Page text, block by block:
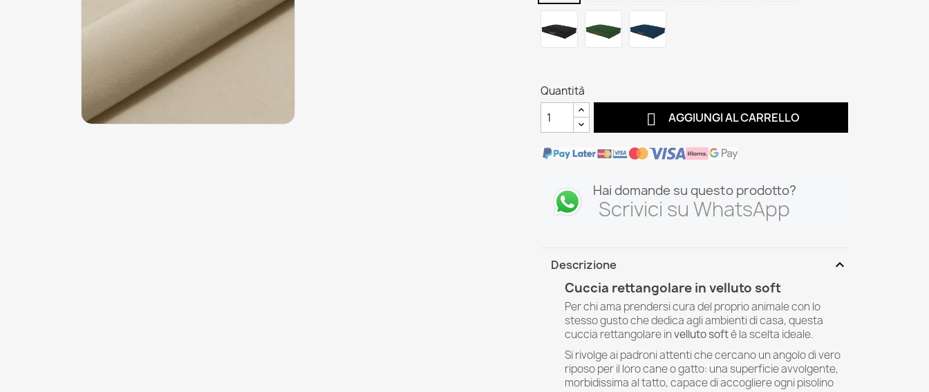
Quantità
 AGGIUNGI AL CARRELLO
Hai domande su questo prodotto?
Scrivici su WhatsApp
Descrizione expand_more
Cuccia rettangolare in velluto soft
Per chi ama prendersi cura del proprio animale con lo
stesso gusto che dedica agli ambienti di casa, questa
cuccia rettangolare invelluto softè la scelta ideale.
Si rivolge ai padroni attenti che cercano un angolo di vero
riposo per il loro cane o gatto: una superficie avvolgente,
morbidissima al tatto, capace di accogliere ogni pisolino